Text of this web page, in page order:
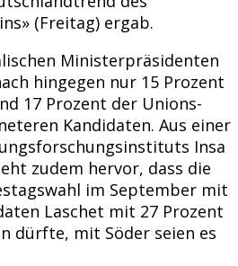
(Freitag) ergab.
Ministerpräsidenten
hingegen nur 15 Prozent
17 Prozent der Unions-
Kandidaten. Aus einer
Insa
zudem hervor, dass die
im September mit
Laschet mit 27 Prozent
dürfte, mit Söder seien es